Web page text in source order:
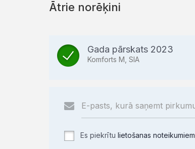
Ātrie norēķini
Gada pārskats 2023
Komforts M, SIA
Es piekrītu lietošanas noteikumiem